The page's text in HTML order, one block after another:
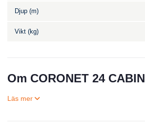
Djup (m)
Vikt (kg)
Om CORONET 24 CABIN